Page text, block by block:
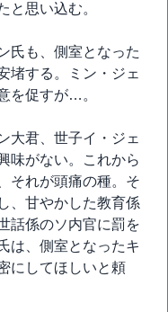
と思い込む。
氏も、側室となった
堵する。ミン・ジェ
を促すが…。
大君、世子イ・ジェ
味がない。これから
それが頭痛の種。そ
、甘やかした教育係
話係のソ内官に罰を
は、側室となったキ
にしてほしいと頼